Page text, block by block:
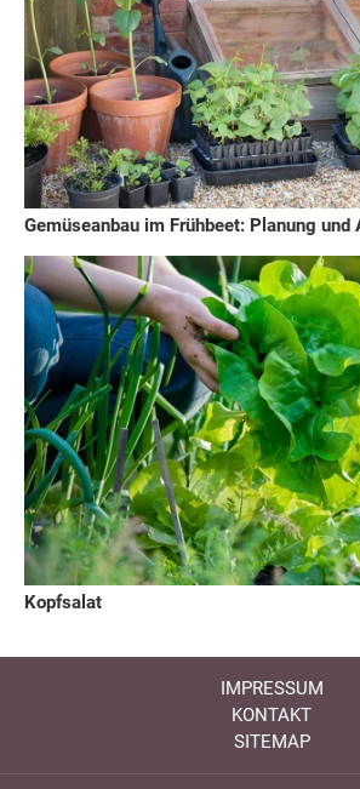
Gemüseanbau im Frühbeet: Planung und
Kopfsalat
IMPRESSUM
KONTAKT
SITEMAP